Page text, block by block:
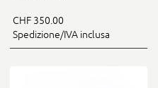
CHF 350.00
Spedizione/IVA inclusa